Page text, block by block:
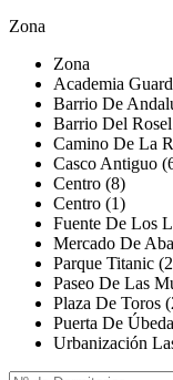
Zona
Zona
Academia
Barrio De
Barrio Del
Camino De La
Casco Antiguo
Centro (8)
Centro (1)
Fuente De Los
Mercado De
Parque Titanic
Paseo De Las
Plaza De Toros
Puerta De
Urbanización